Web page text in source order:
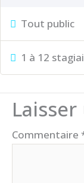
Tout public
1 à 12
Commentaire